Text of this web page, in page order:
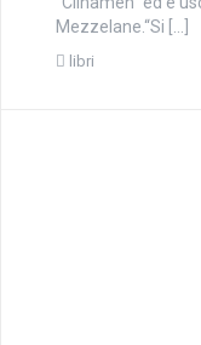
Mezzelane.“Si […]
libri